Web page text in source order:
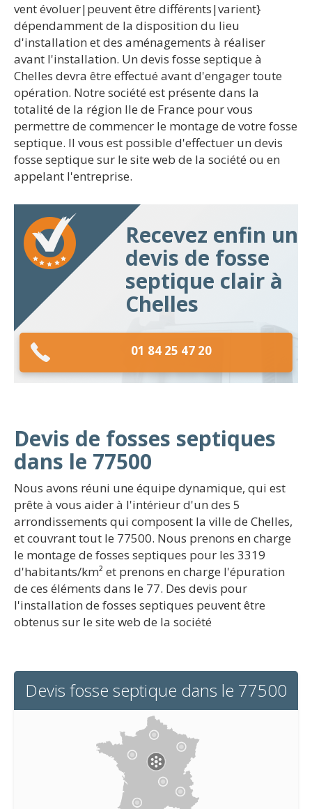
vent évoluer|peuvent être différents|varient}
dépendamment de la disposition du lieu
d'installation et des aménagements à réaliser
avant l'installation. Un devis fosse septique à
Chelles devra être effectué avant d'engager toute
opération. Notre société est présente dans la
totalité de la région Ile de France pour vous
permettre de commencer le montage de votre fosse
septique. Il vous est possible d'effectuer un devis
fosse septique sur le site web de la société ou en
appelant l'entreprise.
Recevez enfin un
devis de fosse
septique clair à
Chelles
01 84 25 47 20
Devis de fosses septiques
dans le 77500
Nous avons réuni une équipe dynamique, qui est
prête à vous aider à l'intérieur d'un des 5
arrondissements qui composent la ville de Chelles,
et couvrant tout le 77500. Nous prenons en charge
le montage de fosses septiques pour les 3319
d'habitants/km² et prenons en charge l'épuration
de ces éléments dans le 77. Des devis pour
l'installation de fosses septiques peuvent être
obtenus sur le site web de la société
Devis fosse septique dans le 77500